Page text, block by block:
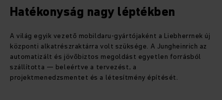
Hatékonyság nagy léptékben
A világ egyik vezető mobildaru-gyártójaként a Liebherrnek új
központi alkatrészraktárra volt szüksége. A Jungheinrich az
automatizált és jövőbiztos megoldást egyetlen forrásból
szállította — beleértve a tervezést, a
projektmenedzsmentet és a létesítmény építését.